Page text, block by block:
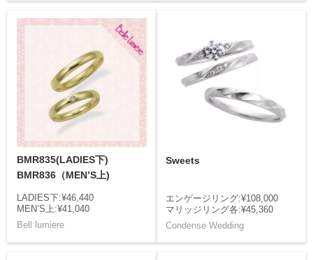
BMR835(LADIES下)
BMR836（MEN’S上)
LADIES下:¥46,440
MEN’S上:¥41,040
Bell lumiere
Sweets
エンゲージリング:¥108,000
マリッジリング各:¥45,360
Condense Wedding